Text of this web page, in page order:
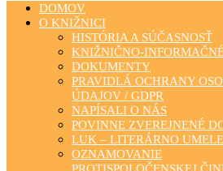
DOMOV
O KNIŽNICI
HISTÓRIA A SÚČASNOSŤ
KNIŽNIČNO-
DOKUMENTY
PRAVIDLÁ OCHRANY
ÚDAJOV / GDPR
NAPÍSALI O NÁS
POVINNE ZVEREJNENÉ
LUK – LITERÁRNO
OZNAMOVANIE